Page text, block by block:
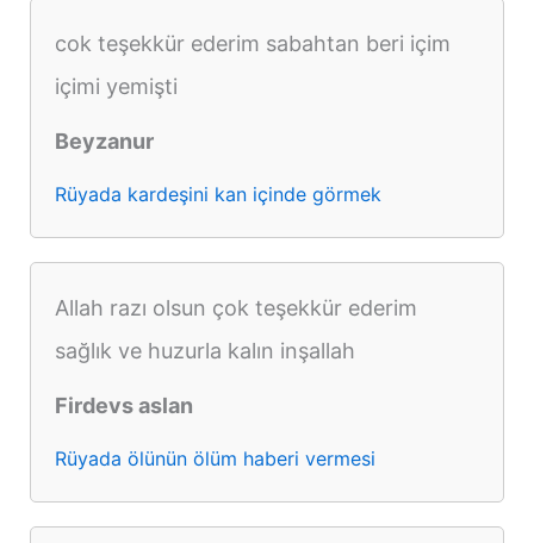
cok teşekkür ederim sabahtan beri içim
içimi yemişti
Beyzanur
Rüyada kardeşini kan içinde görmek
Allah razı olsun çok teşekkür ederim
sağlık ve huzurla kalın inşallah
Firdevs aslan
Rüyada ölünün ölüm haberi vermesi